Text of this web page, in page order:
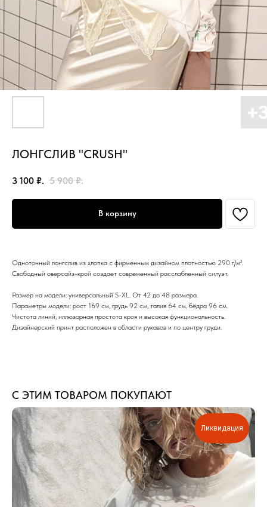
ЛОНГСЛИВ "CRUSH"
3 100 ₽. 5 900 ₽.
В корзину
Однотонный лонгслив из хлопка c фирменным дизайном плотностью 290 г/м².
Свободный оверсайз-крой создает современный расслабленный силуэт.
Размер на модели: универсальный S-XL. От 42 до 48 размера.
Параметры модели: рост 169 см, грудь 92 см, талия 64 см, бёдра 96 см.
Чистота линий, иллюзорная простота кроя и высокая функциональность.
Дизайнерский принт расположен в области рукавов и по центру груди.
С ЭТИМ ТОВАРОМ ПОКУПАЮТ
Ликвидация